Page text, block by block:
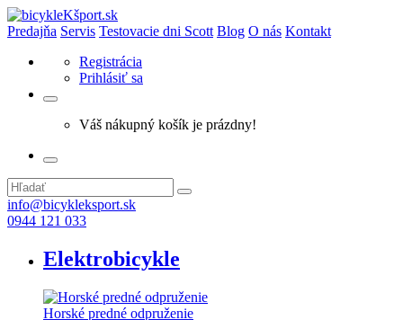
Predajňa Servis Testovacie dni Scott Blog O nás Kontakt
Registrácia
Prihlásiť sa
Váš nákupný košík je prázdny!
info@bicykleksport.sk
0944 121 033
Elektrobicykle
Horské predné odpruženie